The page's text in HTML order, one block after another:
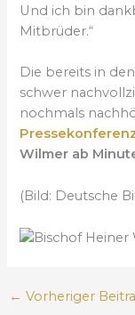
Und ich bin
Mitbrüder.“
Die bereits in
schwer
nochmals
Wilmer ab
(Bild: Deutsche
← Vorheriger